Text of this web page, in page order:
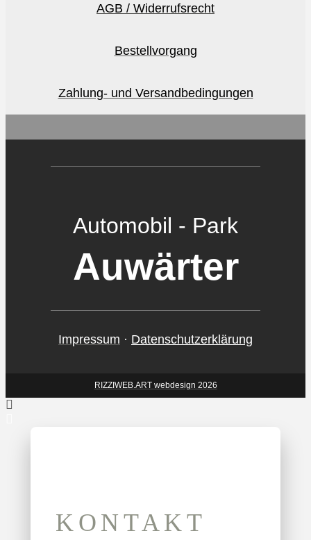
AGB / Widerrufsrecht
Bestellvorgang
Zahlung- und Versandbedingungen
Automobil - Park
Auwärter
Impressum · Datenschutzerklärung
RIZZIWEB.ART webdesign 2026
KONTAKT